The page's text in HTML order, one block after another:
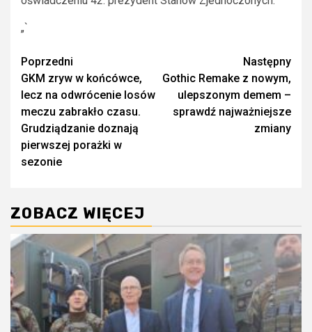
„`
Zobacz
wpisy
Poprzedni
GKM zryw w końcówce,
lecz na odwrócenie losów
meczu zabrakło czasu.
Grudziądzanie doznają
pierwszej porażki w
sezonie
Następny
Gothic Remake z nowym,
ulepszonym demem –
sprawdź najważniejsze
zmiany
ZOBACZ WIĘCEJ